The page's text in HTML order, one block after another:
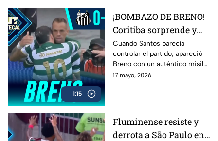
intensidad.
1:15
¡BOMBAZO DE BRENO!
Coritiba sorprende y
deja en silencio al
Santos en el Brasileirao
Cuando Santos parecía
controlar el partido, apareció
Breno con un auténtico misil
que cambió todo. Coritiba
17 mayo, 2026
Fluminense resiste y
derrota a São Paulo en